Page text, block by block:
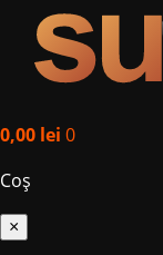
0,00 lei 0
Coș
×